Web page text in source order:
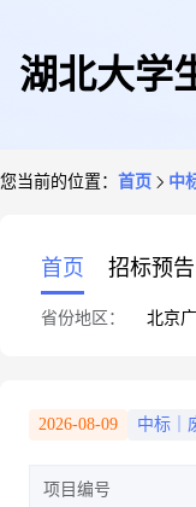
湖北大学
您当前的位置： 首页 中
首页 招标预告
省份地区： 北京
2026-08-09 中标｜
项目编号